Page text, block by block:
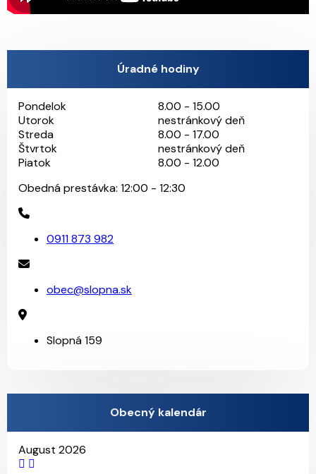
Úradné hodiny
Pondelok
8.00 - 15.00
Utorok
nestránkový deň
Streda
8.00 - 17.00
Štvrtok
nestránkový deň
Piatok
8.00 - 12.00
Obedná prestávka: 12:00 - 12:30
0911 873 982
obec@slopna.sk
Slopná 159
Obecný kalendár
August 2026